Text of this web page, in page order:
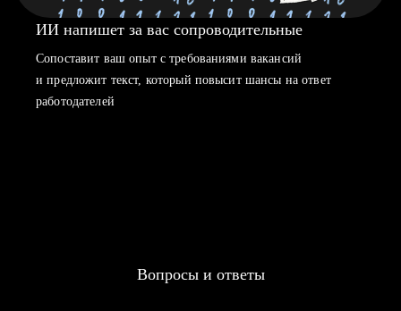
ИИ напишет за вас сопроводительные
Сопоставит ваш опыт с требованиями вакансий
и предложит текст, который повысит шансы на ответ
работодателей
Вопросы и ответы